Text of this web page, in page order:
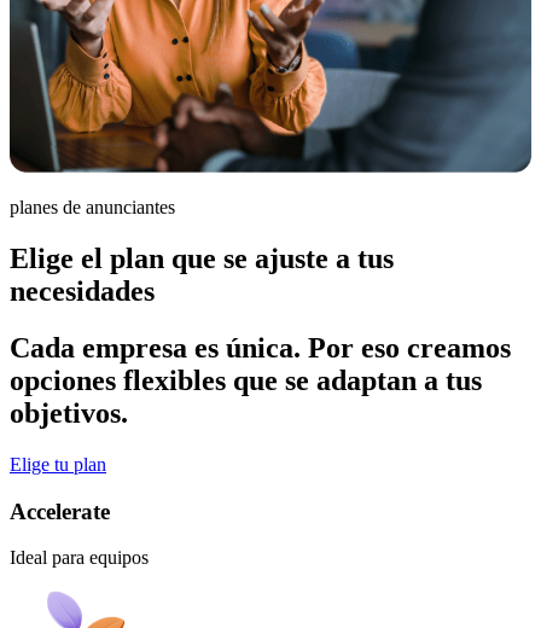
planes de anunciantes
Elige el plan que se ajuste a tus
necesidades
Cada empresa es única. Por eso creamos
opciones flexibles que se adaptan a tus
objetivos.
Elige tu plan
Accelerate
Ideal para equipos